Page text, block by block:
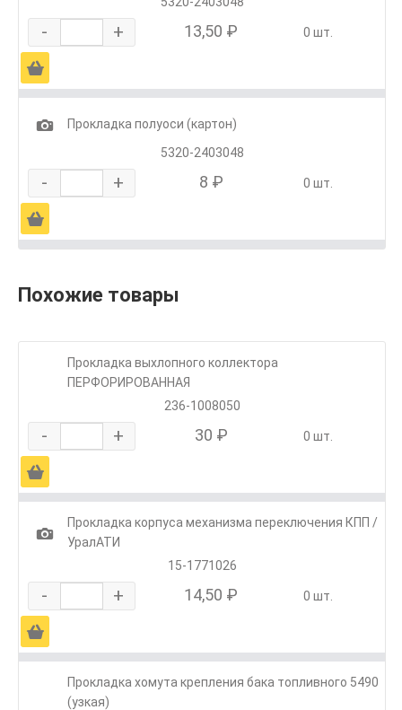
- + 13,50 ₽ 0 шт.
Ä
1
Прокладка полуоси (картон)
5320-2403048
- + 8 ₽ 0 шт.
Ä
Похожие товары
Прокладка выхлопного коллектора
ПЕРФОРИРОВАННАЯ
236-1008050
- + 30 ₽ 0 шт.
Ä
1
Прокладка корпуса механизма переключения КПП /
УралАТИ
15-1771026
- + 14,50 ₽ 0 шт.
Ä
Прокладка хомута крепления бака топливного 5490
(узкая)